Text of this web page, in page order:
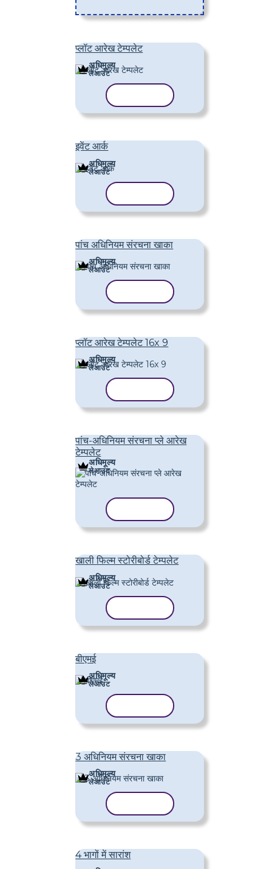
प्लॉट आरेख टेम्पलेट
अधिमूल्य
लेआउट
इवेंट आर्क
अधिमूल्य
लेआउट
पांच अधिनियम संरचना खाका
अधिमूल्य
लेआउट
प्लॉट आरेख टेम्पलेट 16x 9
अधिमूल्य
लेआउट
पांच-अधिनियम संरचना प्ले आरेख
टेम्पलेट
अधिमूल्य
लेआउट
खाली फिल्म स्टोरीबोर्ड टेम्पलेट
अधिमूल्य
लेआउट
बीएमई
अधिमूल्य
लेआउट
3 अधिनियम संरचना खाका
अधिमूल्य
लेआउट
4 भागों में सारांश